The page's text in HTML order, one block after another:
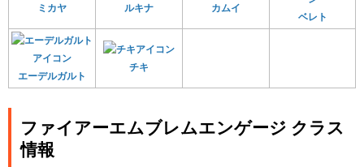
ミカヤ ルキナ カムイ
ベレト
エーデルガルト
チキ
ファイアーエムブレムエンゲージ クラス
情報